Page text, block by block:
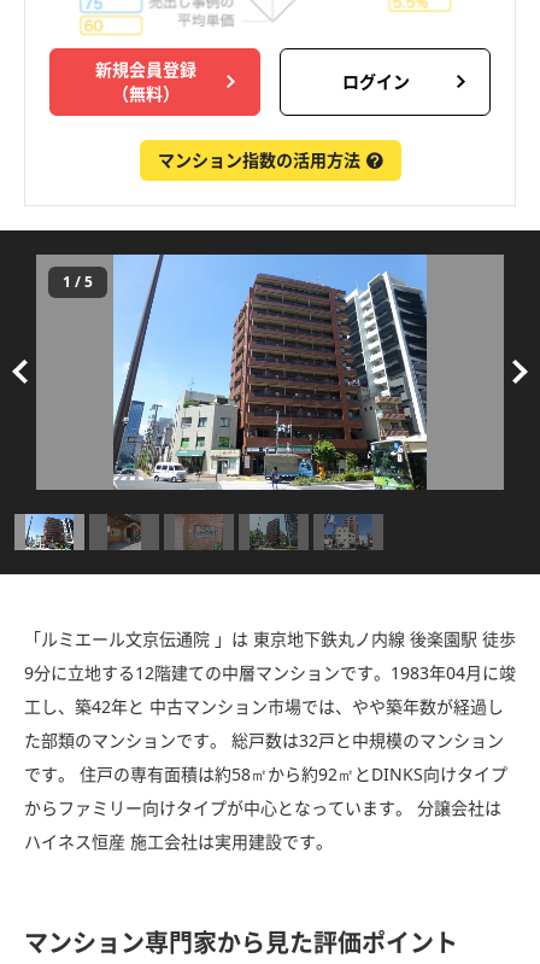
新規会員登録
（無料）
ログイン
マンション指数の活用方法
1 /5
「ルミエール文京伝通院 」は 東京地下鉄丸ノ内線 後楽園駅 徒歩
9分に立地する12階建ての中層マンションです。1983年04月に竣
工し、築42年と 中古マンション市場では、やや築年数が経過し
た部類のマンションです。 総戸数は32戸と中規模のマンション
です。 住戸の専有面積は約58㎡から約92㎡とDINKS向けタイプ
からファミリー向けタイプが中心となっています。 分譲会社は
ハイネス恒産 施工会社は実用建設です。
マンション専門家から見た評価ポイント